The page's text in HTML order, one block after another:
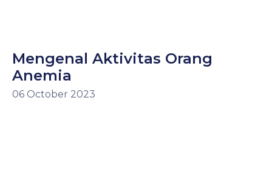
Mengenal Aktivitas Orang
Anemia
06 October 2023